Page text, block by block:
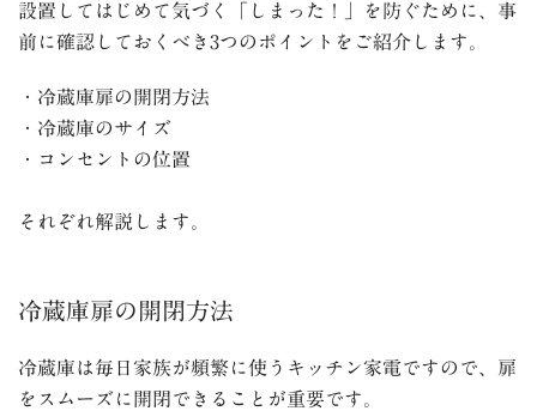
設置してはじめて気づく「しまった！」を防ぐために、事
前に確認しておくべき3つのポイントをご紹介します。
・冷蔵庫扉の開閉方法
・冷蔵庫のサイズ
・コンセントの位置
それぞれ解説します。
冷蔵庫扉の開閉方法
冷蔵庫は毎日家族が頻繁に使うキッチン家電ですので、扉
をスムーズに開閉できることが重要です。